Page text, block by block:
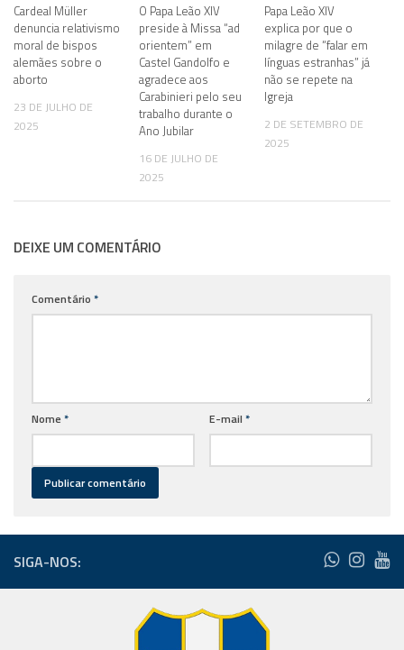
Cardeal Müller
denuncia relativismo
moral de bispos
alemães sobre o
aborto
23 DE JULHO DE
2025
O Papa Leão XIV
preside à Missa “ad
orientem” em
Castel Gandolfo e
agradece aos
Carabinieri pelo seu
trabalho durante o
Ano Jubilar
16 DE JULHO DE
2025
Papa Leão XIV
explica por que o
milagre de “falar em
línguas estranhas” já
não se repete na
Igreja
2 DE SETEMBRO DE
2025
DEIXE UM COMENTÁRIO
Comentário *
Nome * E-mail *
SIGA-NOS: